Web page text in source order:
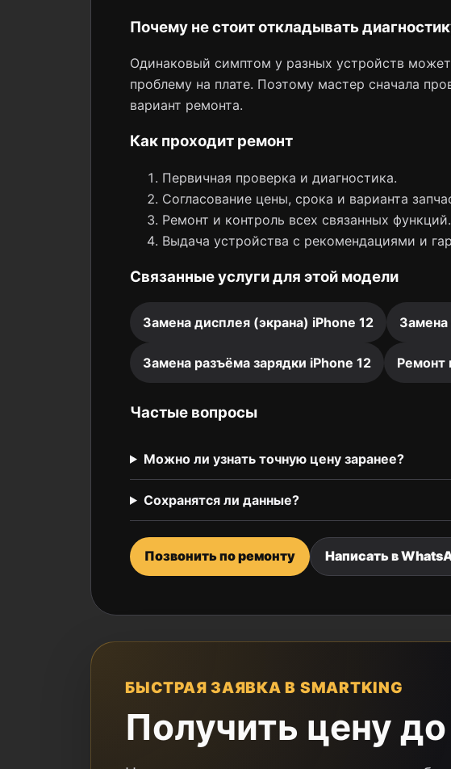
Почему не стоит откладывать
Одинаковый симптом у разных устройств
проблему на плате. Поэтому мастер сначала
вариант ремонта.
Как проходит ремонт
Первичная проверка и диагностика.
Согласование цены, срока и варианта
Ремонт и контроль всех связанных функций.
Выдача устройства с рекомендациями и
Связанные услуги для этой модели
Замена дисплея (экрана) iPhone 12 Замена
Замена разъёма зарядки iPhone 12 Ремонт
Частые вопросы
Можно ли узнать точную цену заранее?
Сохранятся ли данные?
Позвонить по ремонту Написать в
БЫСТРАЯ ЗАЯВКА В SMARTKING
Получить цену